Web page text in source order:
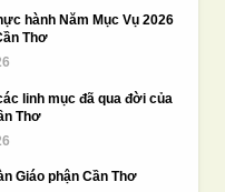
chủng viện Việt Nam
hành Năm Mục Vụ 2026
Thơ
linh mục đã qua đời của
Thơ
Giáo phận Cần Thơ